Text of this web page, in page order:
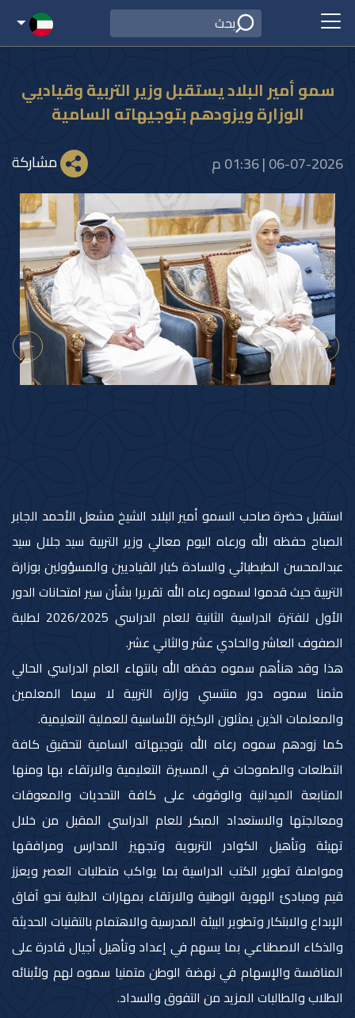
سمو أمير البلاد يستقبل وزير التربية وقياديي
الوزارة ويزودهم بتوجيهاته السامية
06-07-2026 | 01:36 م
استقبل حضرة صاحب السمو أمير البلاد الشيخ مشعل الأحمد الجابر
الصباح حفظه الله ورعاه اليوم معالي وزير التربية سيد جلال سيد
عبدالمحسن الطبطبائي والسادة كبار القياديين والمسؤولين بوزارة
التربية حيث قدموا لسموه رعاه الله تقريرا بشأن سير امتحانات الدور
الأول للفترة الدراسية الثانية للعام الدراسي 2026/2025 لطلبة
الصفوف العاشر والحادي عشر والثاني عشر.
هذا وقد هنأهم سموه حفظه الله بانتهاء العام الدراسي الحالي
مثمنا سموه دور منتسبي وزارة التربية لا سيما المعلمين
والمعلمات الذين يمثلون الركيزة الأساسية للعملية التعليمية.
كما زودهم سموه رعاه الله بتوجيهاته السامية لتحقيق كافة
التطلعات والطموحات في المسيرة التعليمية والارتقاء بها ومنها
المتابعة الميدانية والوقوف على كافة التحديات والمعوقات
ومعالجتها والاستعداد المبكر للعام الدراسي المقبل من خلال
تهيئة وتأهيل الكوادر التربوية وتجهيز المدارس ومرافقها
ومواصلة تطوير الكتب الدراسية بما يواكب متطلبات العصر ويعزز
قيم ومبادئ الهوية الوطنية والارتقاء بمهارات الطلبة نحو آفاق
الإبداع والابتكار وتطوير البيئة المدرسية والاهتمام بالتقنيات الحديثة
والذكاء الاصطناعي بما يسهم في إعداد وتأهيل أجيال قادرة على
المنافسة والإسهام في نهضة الوطن متمنيا سموه لهم ولأبنائه
الطلاب والطالبات المزيد من التفوق والسداد.